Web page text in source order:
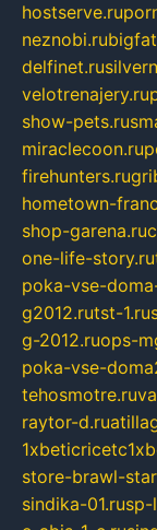
hostserve.ru
neznobi.ru
delfinet.ru
velotrenajery.ru
show-pets.ru
miraclecoon.ru
firehunters.ru
hometown-
shop-garena.ru
one-life-story.ru
poka-vse-
g2012.rutst-1.ru
g-2012.ruops-
poka-vse-
tehosmotre.ru
raytor-d.ru
store-brawl-
sindika-01.rusp-